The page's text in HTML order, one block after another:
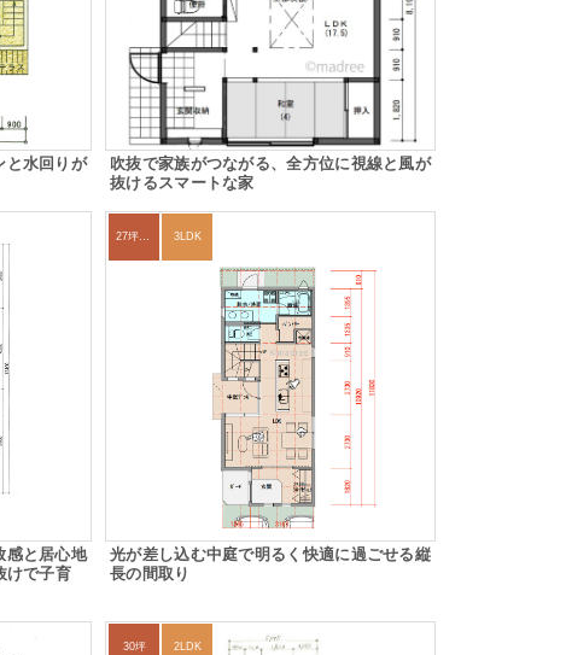
と水回りが
吹抜で家族がつながる、全方位に視線と風が
抜けるスマートな家
感と居心地
けで子育
27坪〜30坪 3LDK
光が差し込む中庭で明るく快適に過ごせる縦
長の間取り
30坪 2LDK